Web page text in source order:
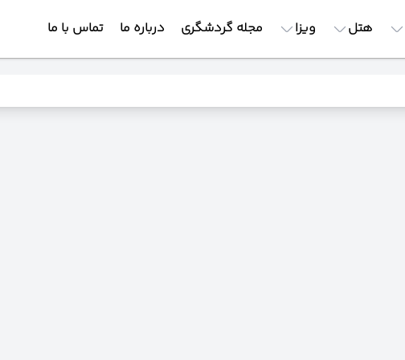
هتل ویزا مجله گردشگری درباره ما تماس با ما